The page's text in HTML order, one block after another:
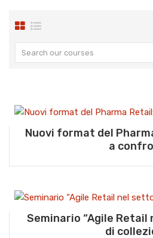
Nuovi format del
a
Seminario “Agile
di